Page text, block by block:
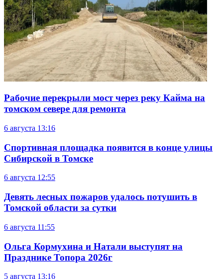
Рабочие перекрыли мост через реку Кайма на
томском севере для ремонта
6 августа 13:16
Спортивная площадка появится в конце улицы
Сибирской в Томске
6 августа 12:55
Девять лесных пожаров удалось потушить в
Томской области за сутки
6 августа 11:55
Ольга Кормухина и Натали выступят на
Празднике Топора 2026г
5 августа 13:16